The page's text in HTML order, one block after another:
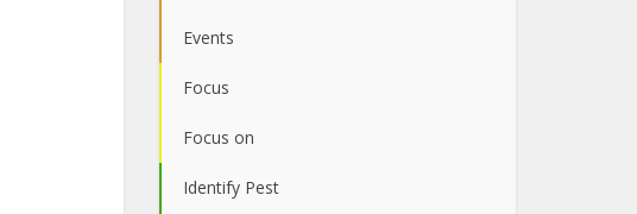
Events
Focus
Focus on
Identify Pest